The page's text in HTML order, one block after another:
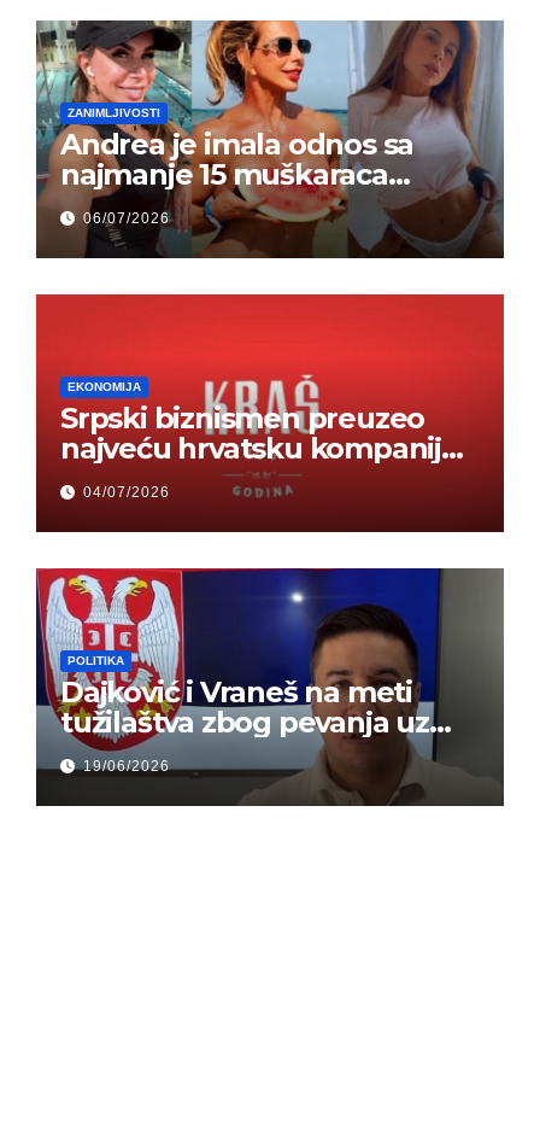
ZANIMLJIVOSTI
Andrea je imala odnos sa
najmanje 15 muškaraca
odjednom – „Doktor mi je
rekao…“ (FOTO)
06/07/2026
EKONOMIJA
Srpski biznismen preuzeo
najveću hrvatsku kompaniju i
ponos zemlje – Hrvati ne
mogu da veruju
04/07/2026
POLITIKA
Dajković i Vraneš na meti
tužilaštva zbog pevanja uz
gusle
19/06/2026